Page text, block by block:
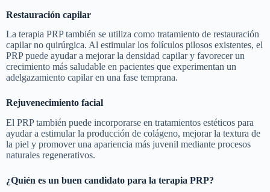
Restauración capilar
La terapia PRP también se utiliza como tratamiento de restauración
capilar no quirúrgica. Al estimular los folículos pilosos existentes, el
PRP puede ayudar a mejorar la densidad capilar y favorecer un
crecimiento más saludable en pacientes que experimentan un
adelgazamiento capilar en una fase temprana.
Rejuvenecimiento facial
El PRP también puede incorporarse en tratamientos estéticos para
ayudar a estimular la producción de colágeno, mejorar la textura de
la piel y promover una apariencia más juvenil mediante procesos
naturales regenerativos.
¿Quién es un buen candidato para la terapia PRP?